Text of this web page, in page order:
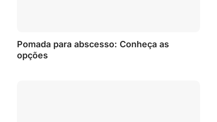
Pomada para abscesso: Conheça as
opções